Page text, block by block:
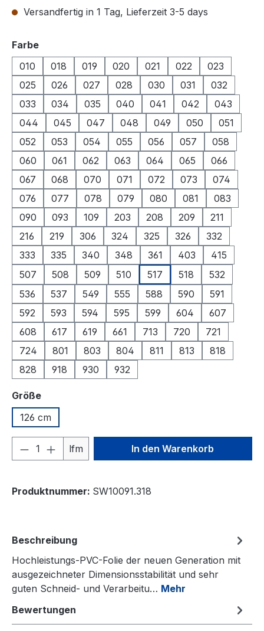
Versandfertig in 1 Tag, Lieferzeit 3-5 days
Farbeauswählen
010
018 019 020 021 022
023
025
026 027 028 030 031
032
033
034 035 040 041 042
043
044
045 047 048 049 050
051
052
053 054 055 056 057
058
060
061 062 063 064 065
066
067
068 070 071 072 073
074
076
077 078 079 080 081
083
090
093 109 203 208 209
211
216
219 306 324 325 326
332
333
335 340 348 361 403
415
507
508 509 510 517 518
532
536
537 549 555 588 590
591
592
593 594 595 599 604
607
608
617 619 661 713 720
721
724
801 803 804 811 813
818
828
918 930 932
Größeauswählen
126 cm
Produkt Anzahl: Gib den
lfm In den Warenkorb
Produktnummer: SW10091.318
Beschreibung
Hochleistungs-PVC-Folie der neuen Generation mit
ausgezeichneter Dimensionsstabilität und sehr
guten Schneid- und Verarbeitu… Mehr
Bewertungen